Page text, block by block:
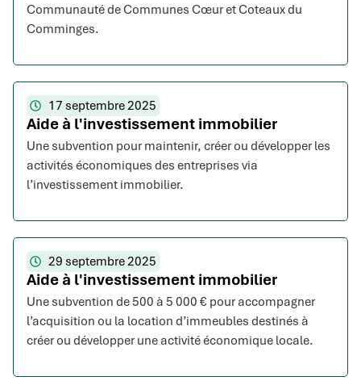
Communauté de Communes Cœur et Coteaux du
Comminges.
17 septembre 2025
Aide à l'investissement immobilier
Une subvention pour maintenir, créer ou développer les
activités économiques des entreprises via
l’investissement immobilier.
29 septembre 2025
Aide à l'investissement immobilier
Une subvention de 500 à 5 000 € pour accompagner
l’acquisition ou la location d’immeubles destinés à
créer ou développer une activité économique locale.